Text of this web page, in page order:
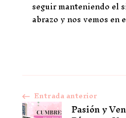
seguir manteniendo el
abrazo y nos vemos
Navegación
Entrada anterior
Pasión y